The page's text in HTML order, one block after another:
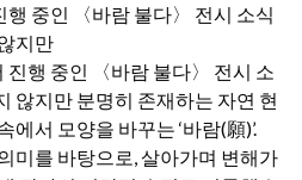
중인 〈바람 불다〉 전시 소식
지만